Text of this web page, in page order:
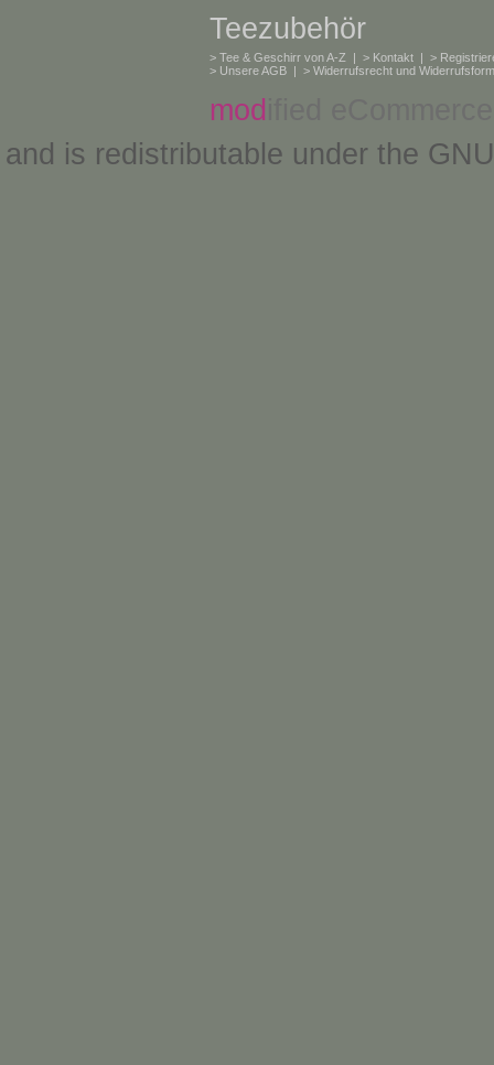
Teezubehör
> Tee & Geschirr von A-Z | > Kontakt | >
> Unsere AGB | > Widerrufsrecht und
mod
and is redistributable under the